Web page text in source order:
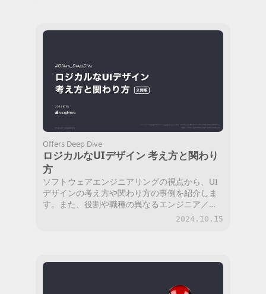
Offers Deep Dive
ロジカルなUIデザイン 考え方と関わり
方
ソフトウェアエンジニアリングの視点から、UI
デザインの考え方や関わり方の事例を紹介しま
す。また、役割や職種の異なるエンジニア／デ
ザイナー同士の共通言語の持ち方や、協業の仕
2024.10.15